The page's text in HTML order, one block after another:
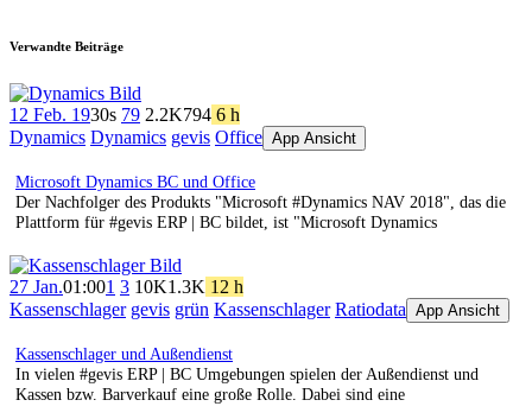
Verwandte Beiträge
12 Feb. 1930s 79 2.2K794 6 h
Dynamics Dynamics gevis Office App Ansicht
Microsoft Dynamics BC und Office
Der Nachfolger des Produkts "Microsoft #Dynamics NAV 2018", das die
Plattform für #gevis ERP | BC bildet, ist "Microsoft Dynamics
27 Jan.01:001 3 10K1.3K 12 h
Kassenschlager gevis grün Kassenschlager Ratiodata App Ansicht
Kassenschlager und Außendienst
In vielen #gevis ERP | BC Umgebungen spielen der Außendienst und
Kassen bzw. Barverkauf eine große Rolle. Dabei sind eine